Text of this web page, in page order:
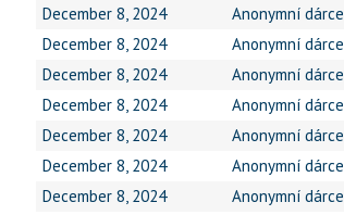
December 8, 2024
Anonymní dárce
December 8, 2024
Anonymní dárce
December 8, 2024
Anonymní dárce
December 8, 2024
Anonymní dárce
December 8, 2024
Anonymní dárce
December 8, 2024
Anonymní dárce
December 8, 2024
Anonymní dárce